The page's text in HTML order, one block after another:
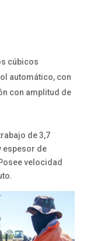
cúbicos
automático, con
con amplitud de
de 3,7
espesor de
velocidad